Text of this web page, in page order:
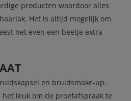
producten waardoor alles
Het is altijd mogelijk om
net even een beetje extra
en bruidsmake-up.
leuk om de proefafspraak te